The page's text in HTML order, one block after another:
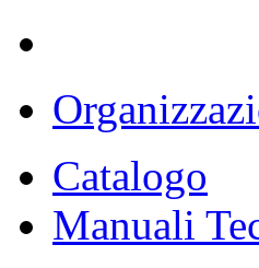
Catalogo
Manuali